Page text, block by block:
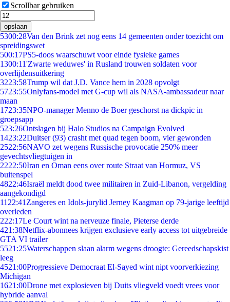
Scrollbar gebruiken
opslaan
5300:28Van den Brink zet nog eens 14 gemeenten onder toezicht om
spreidingswet
500:17PS5-doos waarschuwt voor einde fysieke games
1300:11'Zwarte weduwes' in Rusland trouwen soldaten voor
overlijdensuitkering
3223:58Trump wil dat J.D. Vance hem in 2028 opvolgt
5723:55Onlyfans-model met G-cup wil als NASA-ambassadeur naar
maan
1723:35NPO-manager Menno de Boer geschorst na dickpic in
groepsapp
523:26Ontslagen bij Halo Studios na Campaign Evolved
1423:22Duitser (93) crasht met quad tegen boom, vier gewonden
2522:56NAVO zet wegens Russische provocatie 250% meer
gevechtsvliegtuigen in
2222:50Iran en Oman eens over route Straat van Hormuz, VS
buitenspel
4822:46Israël meldt dood twee militairen in Zuid-Libanon, vergelding
aangekondigd
11 22:41 Zangeres en Idols-jurylid Jerney Kaagman op 79-jarige leeftijd
overleden
222:17Le Court wint na nerveuze finale, Pieterse derde
421:38Netflix-abonnees krijgen exclusieve early access tot uitgebreide
GTA VI trailer
5521:25Waterschappen slaan alarm wegens droogte: Gereedschapskist
leeg
4521:00Progressieve Democraat El-Sayed wint nipt voorverkiezing
Michigan
1621:00Drone met explosieven bij Duits vliegveld voedt vrees voor
hybride aanval